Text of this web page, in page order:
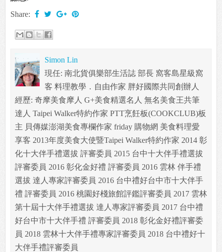
Share:
Simon Lin
現任: 南北貨俱樂部生活誌 部長 窩客島星級窩
客 料理教學．自由作家 胖好國際共同創辦人
經歷: 奇摩美食摩人 G+美食精選名人 無名美食王共筆
達人 Taipei Walker特約作家 PTT烹飪板(COOKCLUB)板
主 貝傳媒澎湖美食專欄作家 friday 購物網 美食料理愛
享客 2013年度美食大使暨Taipei Walker特約作家 2014 彰
化十大伴手禮選拔 評審委員 2015 台中十大伴手禮選拔
評審委員 2016 彰化金好禮 評審委員 2016 雲林 伴手禮
選拔 達人專家評審委員 2016 台中禮好台中市十大伴手
禮 評審委員 2016 桃園好棧旅館評鑑評審委員 2017 雲林
第十屆十大伴手禮選拔 達人專家評審委員 2017 台中禮
好台中市十大伴手禮 評審委員 2018 彰化金好禮評審委
員 2018 雲林十大伴手禮專家評審委員 2018 台中禮好十
大伴手禮評審委員